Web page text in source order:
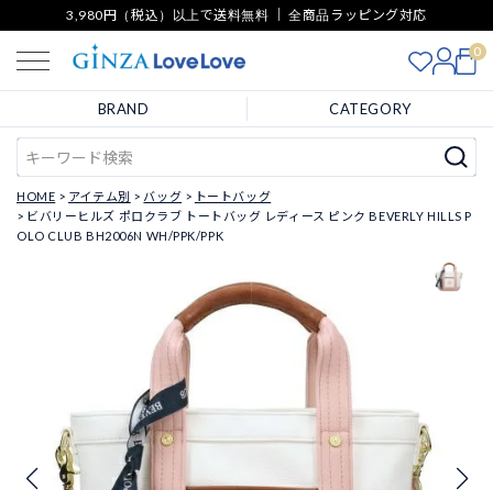
3,980円（税込）以上で送料無料 ｜ 全商品ラッピング対応
0
BRAND CATEGORY
HOME アイテム別 バッグ
トートバッグ
ビバリーヒルズ ポロクラブ トートバッグ レディース ピンク BEVERLY HILLS P
OLO CLUB BH2006N WH/PPK/PPK